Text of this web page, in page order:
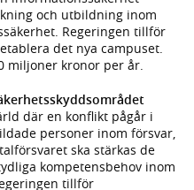
och utbildning inom
Regeringen tillför
det nya campuset.
miljoner kronor per år.
där en konflikt pågår i
personer inom försvar,
ska stärkas de
kompetensbehov inom
tillför